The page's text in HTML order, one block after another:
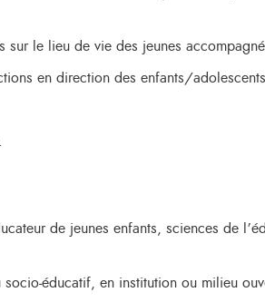
sur le lieu de vie des jeunes
en direction des enfants/
de jeunes enfants, sciences de
socio-éducatif, en institution ou milieu